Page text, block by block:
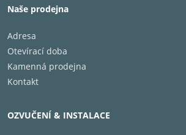
•Vezměte si ho kamkoli
na cestách.
Naše prodejna
Adresa
Otevírací doba
Kamenná prodejna
Kontakt
OZVUČENÍ & INSTALACE